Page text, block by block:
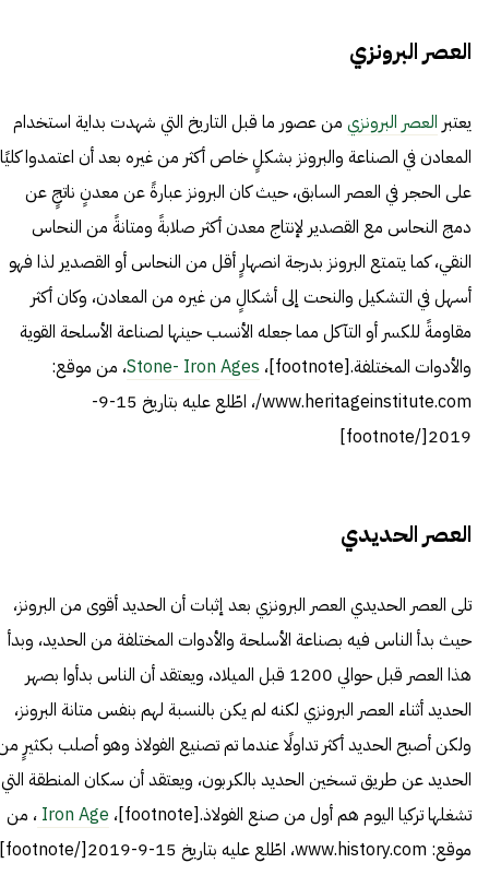
العصر البرونزي
يعتبر العصر البرونزي من عصور ما قبل التاريخ التي شهدت بداية استخدام
المعادن في الصناعة والبرونز بشكلٍ خاص أكثر من غيره بعد أن اعتمدوا كليًا
على الحجر في العصر السابق، حيث كان البرونز عبارةً عن معدنٍ ناتجٍ عن
دمج النحاس مع القصدير لإنتاج معدن أكثر صلابةً ومتانةً من النحاس
النقي، كما يتمتع البرونز بدرجة انصهارٍ أقل من النحاس أو القصدير لذا فهو
أسهل في التشكيل والنحت إلى أشكالٍ من غيره من المعادن، وكان أكثر
مقاومةً للكسر أو التآكل مما جعله الأنسب حينها لصناعة الأسلحة القوية
والأدوات المختلفة.[footnote]،
Stone- Iron Ages، من موقع:
www.heritageinstitute.com/، اطّلع عليه بتاريخ 15-9-
2019[/footnote]
العصر الحديدي
تلى العصر الحديدي العصر البرونزي بعد إثبات أن الحديد أقوى من البرونز،
حيث بدأ الناس فيه بصناعة الأسلحة والأدوات المختلفة من الحديد، وبدأ
هذا العصر قبل حوالي 1200 قبل الميلاد، ويعتقد أن الناس بدأوا بصهر
الحديد أثناء العصر البرونزي لكنه لم يكن بالنسبة لهم بنفس متانة البرونز،
ولكن أصبح الحديد أكثر تداولًا عندما تم تصنيع الفولاذ وهو أصلب بكثيرٍ
الحديد عن طريق تسخين الحديد بالكربون، ويعتقد أن سكان المنطقة التي
تشغلها تركيا اليوم هم أول من صنع الفولاذ.[footnote]،
Iron Age ، من
موقع: www.history.com، اطّلع عليه بتاريخ 15-9-2019[/footnote]